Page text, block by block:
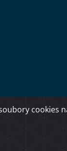
© 2026
cookies